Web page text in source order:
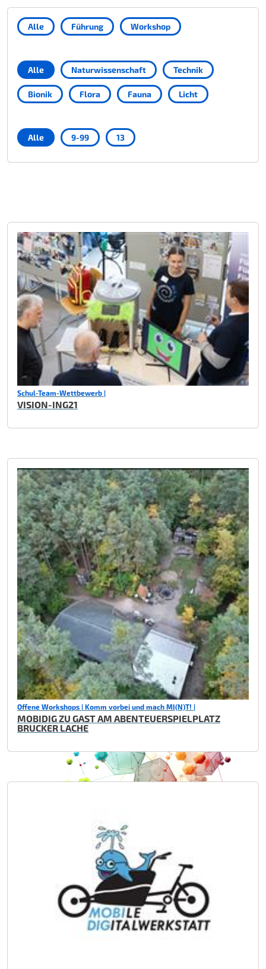
Alle Führung Workshop
Alle Naturwissenschaft Technik
Bionik Flora Fauna Licht
Alle 9-99 13
Schul-Team-Wettbewerb |
VISION-ING21
Offene Workshops | Komm vorbei und mach MI(N)T! |
MOBIDIG ZU GAST AM ABENTEUERSPIELPLATZ
BRUCKER LACHE